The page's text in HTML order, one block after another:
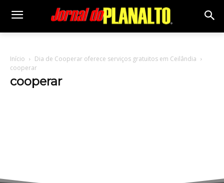
Início
Dia de Cooperar oferece serviços gratuitos em Ceilândia
cooperar
cooperar